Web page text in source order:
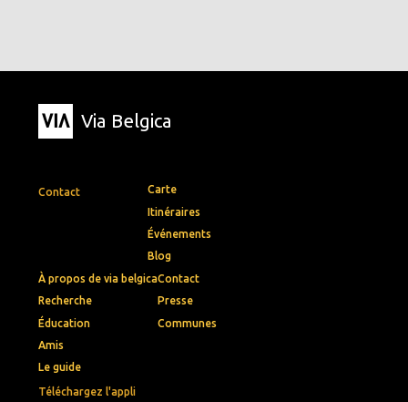
Via Belgica
Contact
Téléchargez l'appli
Carte
Itinéraires
Événements
Blog
À propos de via belgica
Recherche
Éducation
Amis
Le guide
Contact
Presse
Communes